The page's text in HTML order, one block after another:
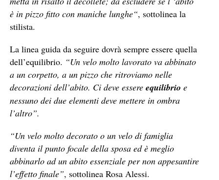
è in pizzo fitto con maniche lunghe“, sottolinea la
stilista.
La linea guida da seguire dovrà sempre essere quella
dell’equilibrio. “Un velo molto lavorato va abbinato
a un corpetto, a un pizzo che ritroviamo nelle
decorazioni dell’abito. Ci deve essere equilibrio e
nessuno dei due elementi deve mettere in ombra
l’altro”.
“Un velo molto decorato o un velo di famiglia
diventa il punto focale della sposa ed è meglio
abbinarlo ad un abito essenziale per non appesantire
l’effetto finale”, sottolinea Rosa Alessi.